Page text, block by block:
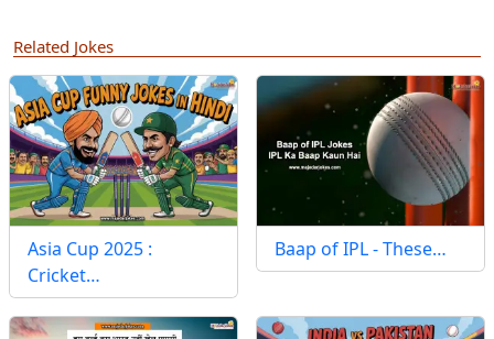
Related Jokes
Asia Cup 2025 :
Cricket…
Baap of IPL - These…